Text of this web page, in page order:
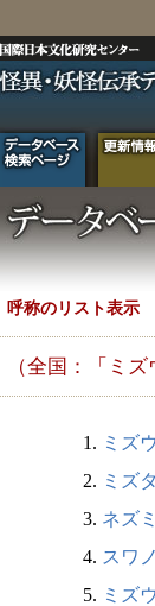
呼称のリスト表示
（全国：「ミ
1. ミズ
2. ミズ
3. ネズ
4. スワ
5. ミズ